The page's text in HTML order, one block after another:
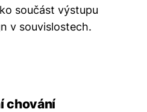
součást výstupu
v souvislostech.
chování